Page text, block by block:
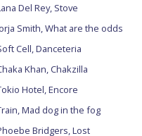
Del Rey, Stove
Smith, What are the odds
Cell, Danceteria
Khan, Chakzilla
Hotel, Encore
Mad dog in the fog
Bridgers, Lost